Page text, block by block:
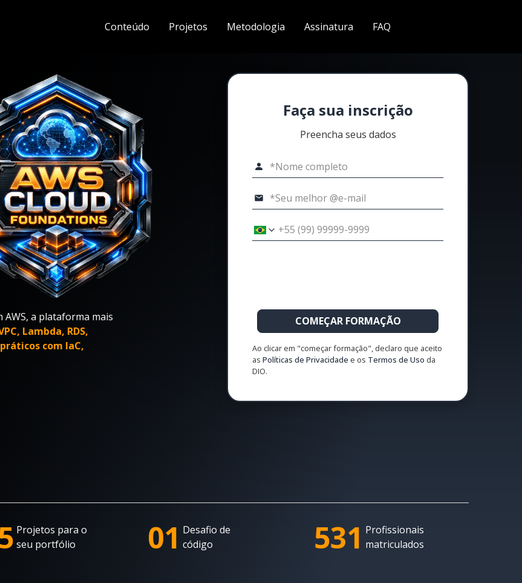
Conteúdo Projetos Metodologia Assinatura FAQ
a plataforma mais
Lambda, RDS,
com IaC,
Faça sua inscrição
Preencha seus dados
COMEÇAR FORMAÇÃO
Ao clicar em "começar formação", declaro que aceito
as Políticas de Privacidade e os Termos de Uso da
DIO.
Projetos para o
seu portfólio
01 Desafio de
código
531 Profissionais
matriculados